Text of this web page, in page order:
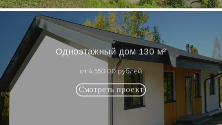
Одноэтажный дом 130 м²
от 4 550 00 рублей